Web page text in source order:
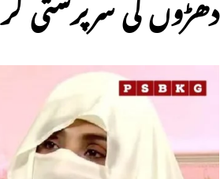
دھڑوں کی سرپرستی